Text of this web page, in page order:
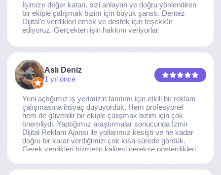
İşimize değer katan, bizi anlayan ve doğru yönlendiren
bir ekiple çalışmak bizim için büyük şanstı. Dentez
Dijital’e verdikleri emek ve destek için teşekkür
ediyoruz. Gerçekten işin hakkını veriyorlar.
Aslı Deniz
1 yıl önce
Yeni açtığımız iş yerimizin tanıtımı için etkili bir reklam
çalışmasına ihtiyaç duyuyorduk. Hem profesyonel
hem de güvenilir bir ekiple çalışmak bizim için çok
önemliydi. Yaptığımız araştırmalar sonucunda İzmir
Dijital Reklam Ajansı ile yollarımız kesişti ve ne kadar
doğru bir karar verdiğimizi çok kısa sürede gördük.
Gerek verdikleri hizmetin kalitesi gerekse gösterdikleri
noktaya ulaştı. Kaliteden asla taviz vermeyen, her